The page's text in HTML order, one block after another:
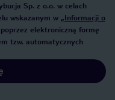
Sp. z o.o. w celach
wskazanym w „Informacji o
elektroniczną formę
tzw. automatycznych